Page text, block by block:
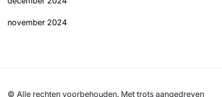
november 2024
© Alle rechten voorbehouden. Met trots aangedreven